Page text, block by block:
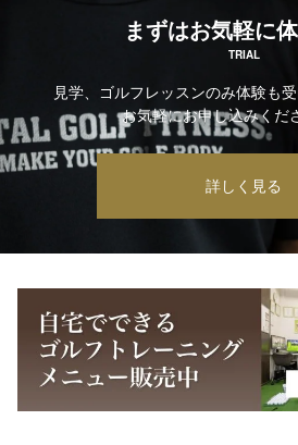
まずはお気軽に
TRIAL
見学、ゴルフレッスンのみ体験も
お気軽にお申し込みくだ
詳しく見る